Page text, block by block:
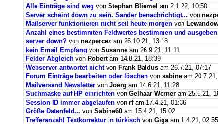
Alle Einträge sind weg von Stephan Bliemel am 2.1.22, 10:50
Server scheint down zu sein. Sander benachrichtigt... von
Mailserver funktionieren nicht seit heute morgen von
Anzahl eines bestimmten Feldwertes bestimmen und ausgeben
server down? von nezpercez am 26.10.21, 13:18
kein Email Empfang von Susanne am 26.9.21, 11:11
Felder Abgleich von Robertam 14.8.21, 18:39
Webserver antwortet nichtvon Frank Baldus am 26.7.21, 07:17
Forum Einträge bearbeiten oder löschen von sabine am
Mailversand Newsletter von Joerg am 14.6.21, 11:28
Suchmaske auf HP einrichten von Gelhaar Werner am 25.5.21,
Session ID immer abgelaufen von rfam 17.4.21, 01:36
Größe Datenfeld... von Sabine60 am 15.4.21, 15:02
Trefferanzahl Textkorrektur in türkisch von Gigaam 1.4.21, 02:55